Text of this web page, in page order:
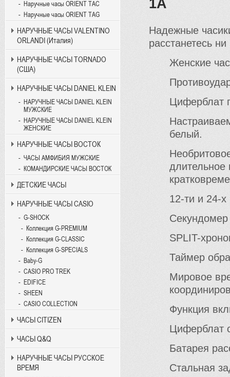
1A
Надежные
расстанетесь
Женские
Циферблат
белый.
длительное
12-ти и 24-
Секундомер
SPLIT-
Таймер
Мировое
Функция
Циферблат
Батарея
Стальная
Наручные часы ORIENT TAC
Наручные часы ORIENT TAG
НАРУЧНЫЕ ЧАСЫ VALENTINO
ORLANDI (Италия)
НАРУЧНЫЕ ЧАСЫ TORNADO
(США)
НАРУЧНЫЕ ЧАСЫ DANIEL KLEIN
НАРУЧНЫЕ ЧАСЫ DANIEL KLEIN
МУЖСКИЕ
НАРУЧНЫЕ ЧАСЫ DANIEL KLEIN
ЖЕНСКИЕ
НАРУЧНЫЕ ЧАСЫ ВОСТОК
ЧАСЫ АМФИБИЯ МУЖСКИЕ
КОМАНДИРСКИЕ ЧАСЫ ВОСТОК
ДЕТСКИЕ ЧАСЫ
НАРУЧНЫЕ ЧАСЫ CASIO
G-SHOCK
Коллекция G-PREMIUM
Коллекция G-CLASSIC
Коллекция G-SPECIALS
Baby-G
CASIO PRO TREK
EDIFICE
SHEEN
CASIO COLLECTION
ЧАСЫ CITIZEN
ЧАСЫ Q&Q
НАРУЧНЫЕ ЧАСЫ РУССКОЕ
ВРЕМЯ